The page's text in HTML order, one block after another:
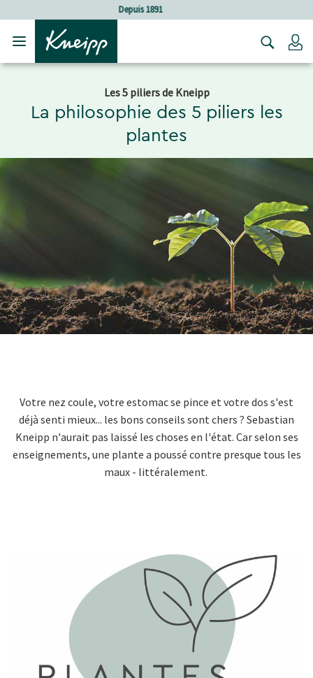
Sauter au contenu principal
Sauter au contenu du pied de page
Soins holistiques
Les 5 piliers de Kneipp
La philosophie des 5 piliers les
plantes
Votre nez coule, votre estomac se pince et votre dos s'est
déjà senti mieux... les bons conseils sont chers ? Sebastian
Kneipp n'aurait pas laissé les choses en l'état. Car selon ses
enseignements, une plante a poussé contre presque tous les
maux - littéralement.